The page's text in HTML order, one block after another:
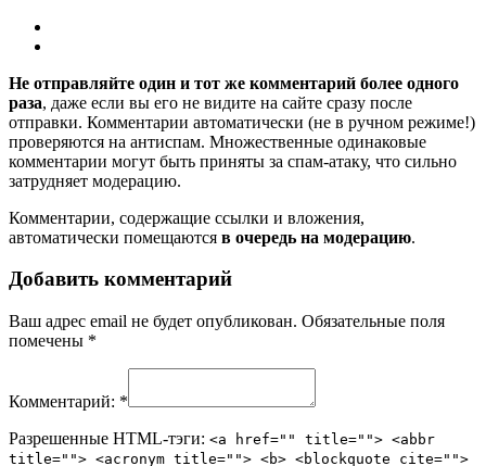
Не отправляйте один и тот же комментарий более одного
раза, даже если вы его не видите на сайте сразу после
отправки. Комментарии автоматически (не в ручном режиме!)
проверяются на антиспам. Множественные одинаковые
комментарии могут быть приняты за спам-атаку, что сильно
затрудняет модерацию.
Комментарии, содержащие ссылки и вложения,
автоматически помещаются в очередь на модерацию.
Добавить комментарий
Ваш адрес email не будет опубликован. Обязательные поля
помечены *
Комментарий: *
Разрешенные HTML-тэги: <a href="" title=""> <abbr
title=""> <acronym title=""> <b> <blockquote cite="">